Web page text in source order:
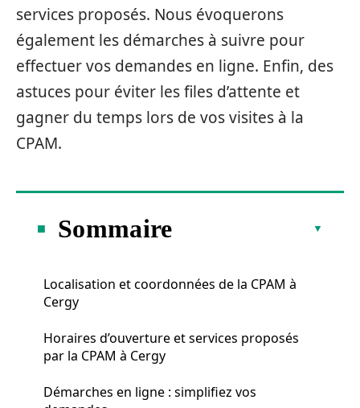
services proposés. Nous évoquerons
également les démarches à suivre pour
effectuer vos demandes en ligne. Enfin, des
astuces pour éviter les files d’attente et
gagner du temps lors de vos visites à la
CPAM.
Sommaire
Localisation et coordonnées de la CPAM à
Cergy
Horaires d’ouverture et services proposés
par la CPAM à Cergy
Démarches en ligne : simplifiez vos